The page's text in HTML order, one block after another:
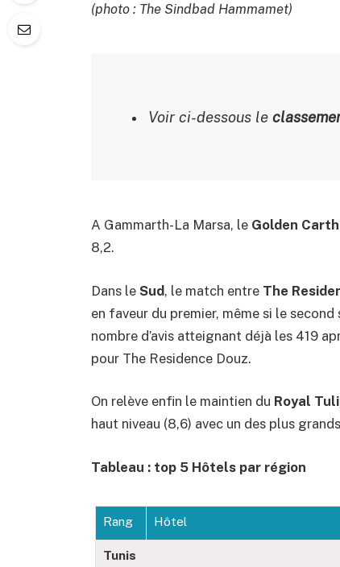
(photo : The Sindbad Hammamet)
Voir ci-dessous le
A Gammarth-La Marsa, le Golden
8,2.
Dans le Sud, le match entre The
en faveur du premier, même si le
nombre d’avis atteignant déjà les 419
pour The Residence Douz.
On relève enfin le maintien du Royal
haut niveau (8,6) avec un des plus
Tableau : top 5 Hôtels par région
Rang Hôtel
Tunis